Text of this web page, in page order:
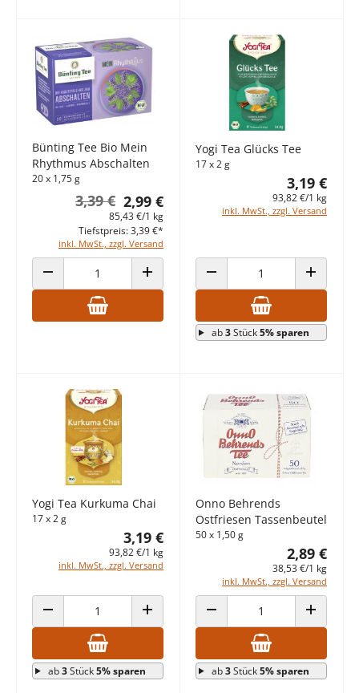
Bünting Tee Bio Mein
Rhythmus Abschalten
20 x 1,75 g
2,99 €
3,39 €
85,43 €/1 kg
inkl. MwSt., zzgl. Versand
Tiefstpreis: 3,39 €*
ANZAHL VERRINGERN ANZAHL ERHÖHEN
Yogi Tea Glücks Tee
17 x 2 g
3,19 €
93,82 €/1 kg
inkl. MwSt., zzgl. Versand
ANZAHL VERRINGERN ANZAHL
ab3Stück5% sparen
Yogi Tea Kurkuma Chai
17 x 2 g
3,19 €
93,82 €/1 kg
inkl. MwSt., zzgl. Versand
ANZAHL VERRINGERN ANZAHL ERHÖHEN
ab3Stück5% sparen
Onno Behrends
Ostfriesen Tassenbeutel
50 x 1,50 g
2,89 €
38,53 €/1 kg
inkl. MwSt., zzgl. Versand
ANZAHL VERRINGERN ANZAHL
ab3Stück5% sparen